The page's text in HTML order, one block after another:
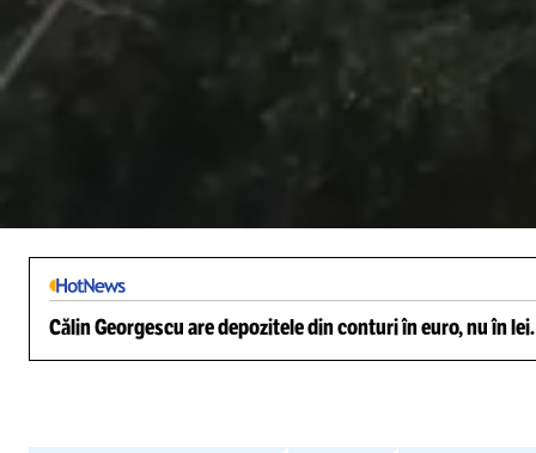
Călin Georgescu are depozitele din conturi în euro, nu în